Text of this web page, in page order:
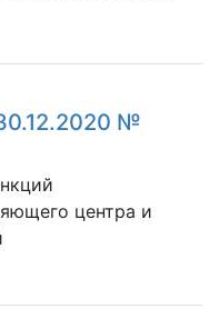
№
центра и